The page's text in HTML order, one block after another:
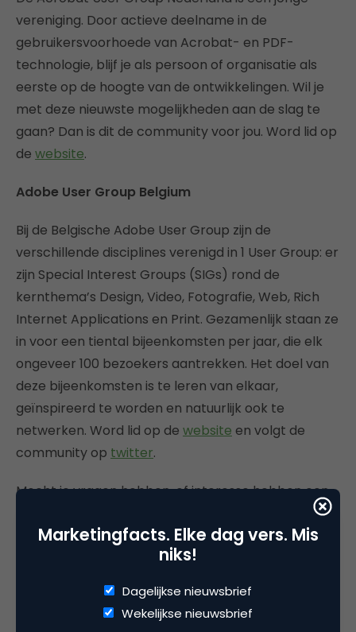
vereniging. Door actieve deelname in de
gebruikersvoorhoede van Acrobat- en PDF-
technologie, blijf je als persoon of organisatie als
eerste op de hoogte van de ontwikkelingen. Wil je
met deze nieuwste mogelijkheden aan de slag te
gaan? Dan is dit de community voor jou. Word lid op
de website.
Adobe User Group Belgium
Bij de Belgische Adobe User Group zijn de
verschillende disciplines verenigd in 1 User Group: er
zijn Special Interest Groups (SIGs) rond de
kernthema’s Design, Video, Fotografie, Web, Rich
Internet Applications en Print. Gezamenlijk staan ze
in voor een tiental bijeenkomsten per jaar, die elk
ongeveer 100 bezoekers aantrekken. Het doel van
deze bijeenkomsten is te leren van elkaar,
geïnspireerd te worden en natuurlijk ook te
netwerken. Word lid op de website en volgt de
community op twitter.
Mocht je vragen hebben, of interesse hebben een
ondersteunen, neem dan gerust contact met ze op.
Deel dit artikel
Marketingfacts. Elke dag vers. Mis
niks!
Dagelijkse nieuwsbrief
Wekelijkse nieuwsbrief